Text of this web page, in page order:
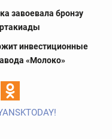
завоевала бронзу
инвестиционные
«Молоко»